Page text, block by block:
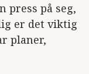
press på seg,
er det viktig
planer,